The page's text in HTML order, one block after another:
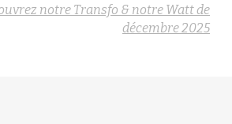
notre Transfo & notre Watt de
décembre 2025